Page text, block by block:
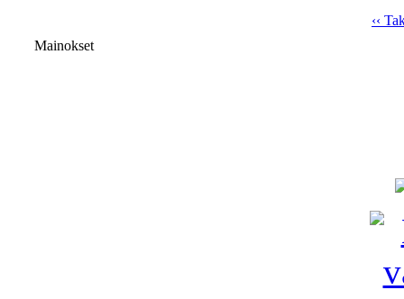
‹‹
Mainokset